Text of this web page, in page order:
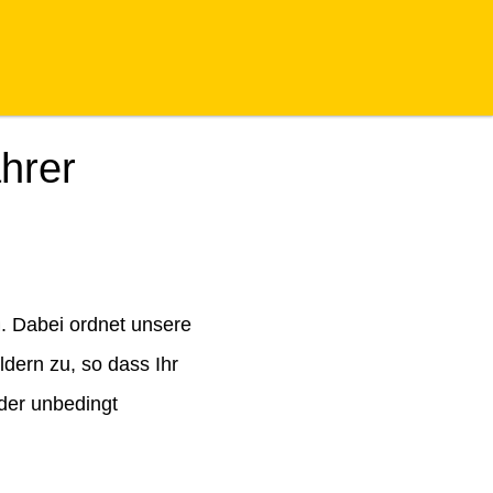
Dabei ordnet unsere
zu, so dass Ihr
unbedingt